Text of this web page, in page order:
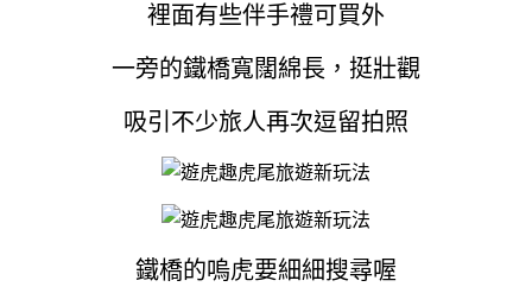
裡面有些伴手禮可買外
一旁的鐵橋寬闊綿長，挺壯觀
吸引不少旅人再次逗留拍照
鐵橋的嗚虎要細細搜尋喔